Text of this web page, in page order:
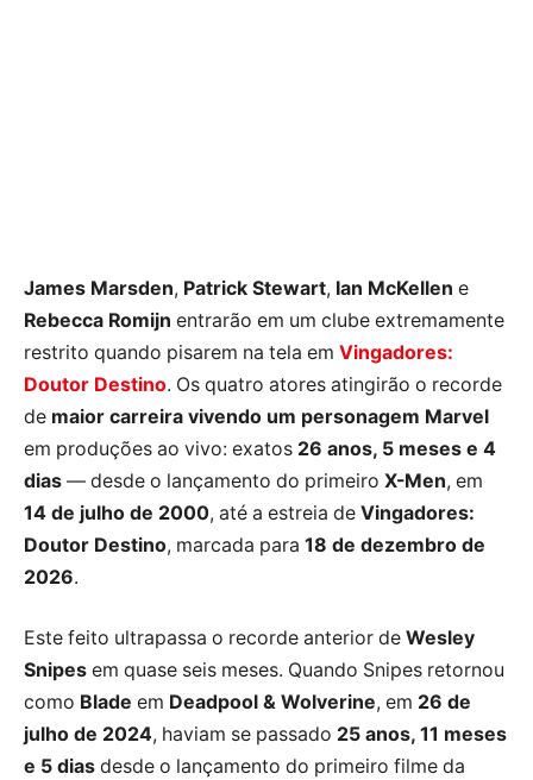
James Marsden, Patrick Stewart, Ian McKellen e
Rebecca Romijn entrarão em um clube extremamente
restrito quando pisarem na tela em Vingadores:
Doutor Destino. Os quatro atores atingirão o recorde
de maior carreira vivendo um personagem Marvel
em produções ao vivo: exatos 26 anos, 5 meses e 4
dias — desde o lançamento do primeiro X-Men, em
14 de julho de 2000, até a estreia de Vingadores:
Doutor Destino, marcada para 18 de dezembro de
2026.
Este feito ultrapassa o recorde anterior de Wesley
Snipes em quase seis meses. Quando Snipes retornou
como Blade em Deadpool & Wolverine, em 26 de
julho de 2024, haviam se passado 25 anos, 11 meses
e 5 dias desde o lançamento do primeiro filme da